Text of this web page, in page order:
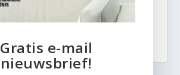
Gratis e-mail
nieuwsbrief!